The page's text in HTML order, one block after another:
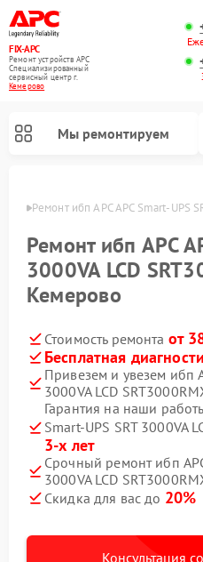
FIX-APC
Ремонт устройств APC
Специализированный
cервисный центр г.
Кемерово
Мы ремонтируем
Ремонт ибп APC APC Smart-UPS
Ремонт ибп APC
3000VA LCD
Кемерово
Стоимость ремонта от
Бесплатная
Привезем и увезем ибп
3000VA LCD
Гарантия на наши
Smart-UPS SRT 3000VA
3-х лет
Срочный ремонт ибп
3000VA LCD
Скидка для вас до 20%
Консультация